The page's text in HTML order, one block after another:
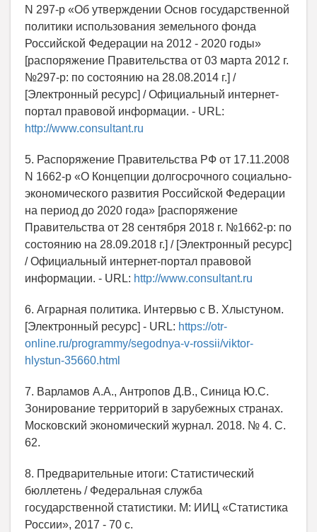
N 297-р «Об утверждении Основ государственной
политики использования земельного фонда
Российской Федерации на 2012 - 2020 годы»
[распоряжение Правительства от 03 марта 2012 г.
№297-р: по состоянию на 28.08.2014 г.] /
[Электронный ресурс] / Официальный интернет-
портал правовой информации. - URL:
http://www.consultant.ru
5. Распоряжение Правительства РФ от 17.11.2008
N 1662-р «О Концепции долгосрочного социально-
экономического развития Российской Федерации
на период до 2020 года» [распоряжение
Правительства от 28 сентября 2018 г. №1662-р: по
состоянию на 28.09.2018 г.] / [Электронный ресурс]
/ Официальный интернет-портал правовой
информации. - URL: http://www.consultant.ru
6. Аграрная политика. Интервью с В. Хлыстуном.
[Электронный ресурс] - URL: https://otr-
online.ru/programmy/segodnya-v-rossii/viktor-
hlystun-35660.html
7. Варламов А.А., Антропов Д.В., Синица Ю.С.
Зонирование территорий в зарубежных странах.
Московский экономический журнал. 2018. № 4. С.
62.
8. Предварительные итоги: Статистический
бюллетень / Федеральная служба
государственной статистики. М: ИИЦ «Статистика
России», 2017 - 70 с.